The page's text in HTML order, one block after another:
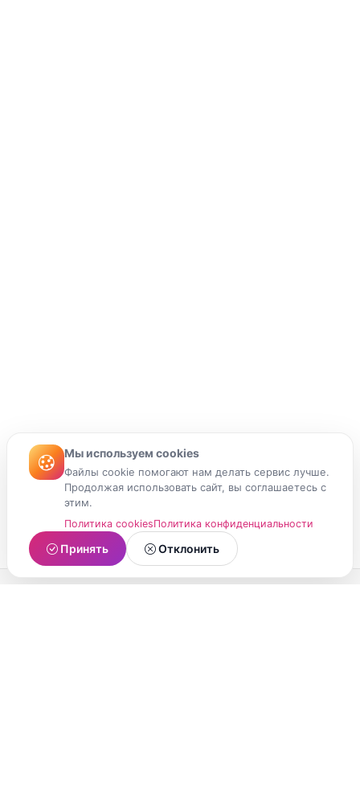
Мы используем cookies
Файлы cookie помогают нам делать сервис лучше.
Продолжая использовать сайт, вы соглашаетесь с
этим.
Политика cookiesПолитика конфиденциальности
Принять Отклонить